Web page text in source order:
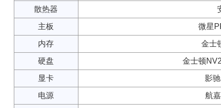
散热器
主板 微星
内存 金士
硬盘 金士顿
显卡 影
电源 航